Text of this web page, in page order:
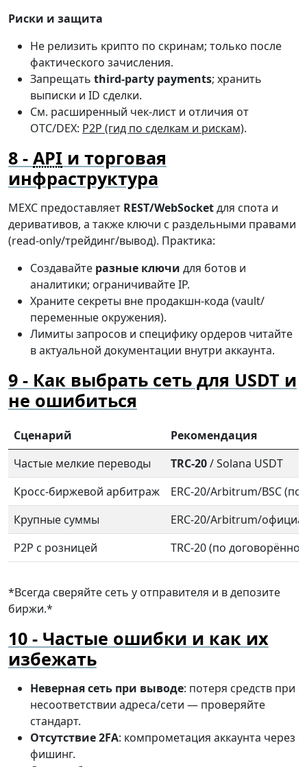
Риски и защита
Не релизить крипто по скринам; только после
фактического зачисления.
Запрещать third-party payments; хранить
выписки и ID сделки.
См. расширенный чек-лист и отличия от
OTC/DEX: P2P (гид по сделкам и рискам).
API и торговая
инфраструктура
MEXC предоставляет REST/WebSocketдля спота и
деривативов, а также ключи с раздельными правами
(read-only/трейдинг/вывод). Практика:
Создавайте разные ключи для ботов и
аналитики; ограничивайте IP.
Храните секреты вне продакшн-кода (vault/
переменные окружения).
Лимиты запросов и специфику ордеров читайте
в актуальной документации внутри аккаунта.
Как выбрать сеть для USDT и
не ошибиться
Сценарий
Рекомендация
Частые мелкие переводы
TRC-20/ Solana USDT
Кросс-биржевой арбитраж
ERC-20/Arbitrum/BSC (по
Крупные суммы
ERC-20/Arbitrum/
P2P с розницей
TRC-20 (по
*Всегда сверяйте сеть у отправителя и в депозите
биржи.*
Частые ошибки и как их
избежать
Неверная сеть при выводе: потеря средств при
несоответствии адреса/сети — проверяйте
стандарт.
Отсутствие 2FA: компрометация аккаунта через
фишинг.